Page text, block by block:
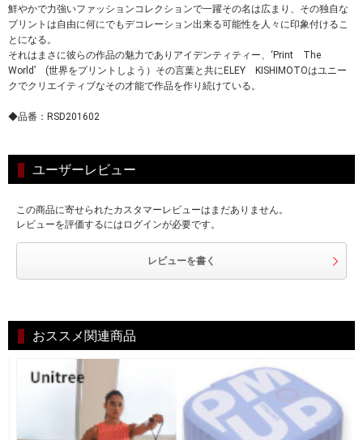
鮮やかで力強いファッションコレクションで一躍その名は広まり、その独自な
プリントは自由に何にでもデコレーション出来る可能性を人々に印象付けるこ
とになる。
それはまさに彼らの作品の魅力でありアイデンティティー、‘Print The
World’ (世界をプリントしよう）その言葉と共にELEY KISHIMOTOはユニー
クでクリエイティブなその才能で作品を作り続けている。
◆品番：RSD201602
ユーザーレビュー
この商品に寄せられたカスタマーレビューはまだありません。
レビューを評価するにはログインが必要です。
レビューを書く
おススメ関連商品